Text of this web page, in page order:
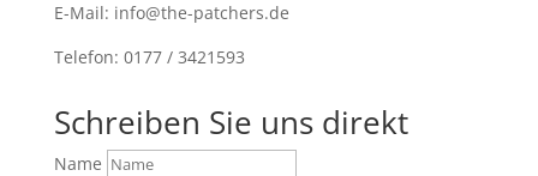
E-Mail: info@the-patchers.de
Telefon: 0177 / 3421593
Schreiben Sie uns direkt
Name